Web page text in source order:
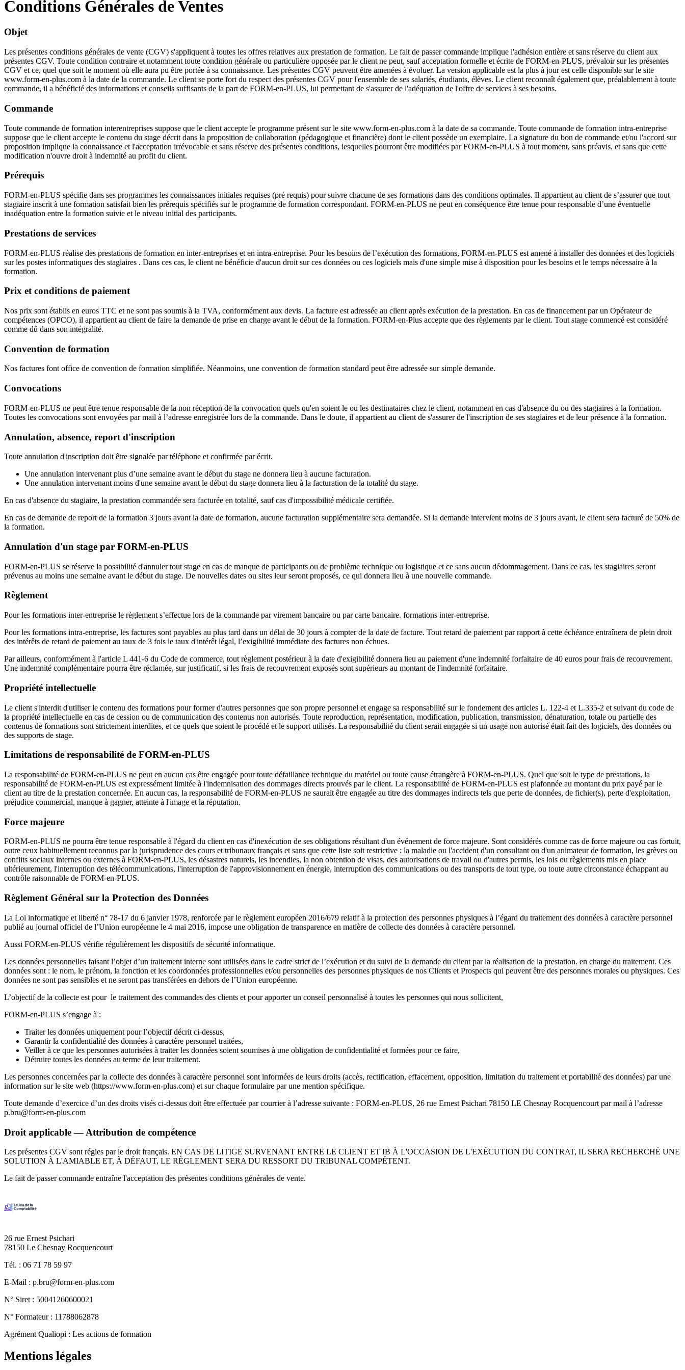
Conditions Générales de Ventes
Objet
Les présentes conditions générales de vente (CGV) s'appliquent à toutes les offres relatives aux prestation de formation. Le fait de passer commande implique l'adhésion entière et sans réserve du client aux
présentes CGV. Toute condition contraire et notamment toute condition générale ou particulière opposée par le client ne peut, sauf acceptation formelle et écrite de FORM-en-PLUS, prévaloir sur les présentes
CGV et ce, quel que soit le moment où elle aura pu être portée à sa connaissance. Les présentes CGV peuvent être amenées à évoluer. La version applicable est la plus à jour est celle disponible sur le site
www.form-en-plus.com à la date de la commande. Le client se porte fort du respect des présentes CGV pour l'ensemble de ses salariés, étudiants, élèves. Le client reconnaît également que, préalablement à toute
commande, il a bénéficié des informations et conseils suffisants de la part de FORM-en-PLUS, lui permettant de s'assurer de l'adéquation de l'offre de services à ses besoins.
Commande
Toute commande de formation interentreprises suppose que le client accepte le programme présent sur le site www.form-en-plus.com à la date de sa commande. Toute commande de formation intra-entreprise
suppose que le client accepte le contenu du stage décrit dans la proposition de collaboration (pédagogique et financière) dont le client possède un exemplaire. La signature du bon de commande et/ou l'accord sur
proposition implique la connaissance et l'acceptation irrévocable et sans réserve des présentes conditions, lesquelles pourront être modifiées par FORM-en-PLUS à tout moment, sans préavis, et sans que cette
modification n'ouvre droit à indemnité au profit du client.
Prérequis
FORM-en-PLUS spécifie dans ses programmes les connaissances initiales requises (pré requis) pour suivre chacune de ses formations dans des conditions optimales. Il appartient au client de s’assurer que tout
stagiaire inscrit à une formation satisfait bien les prérequis spécifiés sur le programme de formation correspondant. FORM-en-PLUS ne peut en conséquence être tenue pour responsable d’une éventuelle
inadéquation entre la formation suivie et le niveau initial des participants.
Prestations de services
FORM-en-PLUS réalise des prestations de formation en inter-entreprises et en intra-entreprise. Pour les besoins de l’exécution des formations, FORM-en-PLUS est amené à installer des données et des logiciels
sur les postes informatiques des stagiaires . Dans ces cas, le client ne bénéficie d'aucun droit sur ces données ou ces logiciels mais d'une simple mise à disposition pour les besoins et le temps nécessaire à la
formation.
Prix et conditions de paiement
Nos prix sont établis en euros TTC et ne sont pas soumis à la TVA, conformément aux devis. La facture est adressée au client après exécution de la prestation. En cas de financement par un Opérateur de
compétences (OPCO), il appartient au client de faire la demande de prise en charge avant le début de la formation. FORM-en-Plus accepte que des règlements par le client. Tout stage commencé est considéré
comme dû dans son intégralité.
Convention de formation
Nos factures font office de convention de formation simplifiée. Néanmoins, une convention de formation standard peut être adressée sur simple demande.
Convocations
FORM-en-PLUS ne peut être tenue responsable de la non réception de la convocation quels qu'en soient le ou les destinataires chez le client, notamment en cas d'absence du ou des stagiaires à la formation.
Toutes les convocations sont envoyées par mail à l’adresse enregistrée lors de la commande. Dans le doute, il appartient au client de s'assurer de l'inscription de ses stagiaires et de leur présence à la formation.
Annulation, absence, report d'inscription
Toute annulation d'inscription doit être signalée par téléphone et confirmée par écrit.
Une annulation intervenant plus d’une semaine avant le début du stage ne donnera lieu à aucune facturation.
Une annulation intervenant moins d'une semaine avant le début du stage donnera lieu à la facturation de la totalité du stage.
En cas d'absence du stagiaire, la prestation commandée sera facturée en totalité, sauf cas d'impossibilité médicale certifiée.
En cas de demande de report de la formation 3 jours avant la date de formation, aucune facturation supplémentaire sera demandée. Si la demande intervient moins de 3 jours avant, le client sera facturé de 50% de
la formation.
Annulation d'un stage par FORM-en-PLUS
FORM-en-PLUS se réserve la possibilité d'annuler tout stage en cas de manque de participants ou de problème technique ou logistique et ce sans aucun dédommagement. Dans ce cas, les stagiaires seront
prévenus au moins une semaine avant le début du stage. De nouvelles dates ou sites leur seront proposés, ce qui donnera lieu à une nouvelle commande.
Règlement
Pour les formations inter-entreprise le règlement s’effectue lors de la commande par virement bancaire ou par carte bancaire. formations inter-entreprise.
Pour les formations intra-entreprise, les factures sont payables au plus tard dans un délai de 30 jours à compter de la date de facture. Tout retard de paiement par rapport à cette échéance entraînera de plein droit
des intérêts de retard de paiement au taux de 3 fois le taux d'intérêt légal, l’exigibilité immédiate des factures non échues.
Par ailleurs, conformément à l'article L 441-6 du Code de commerce, tout règlement postérieur à la date d'exigibilité donnera lieu au paiement d'une indemnité forfaitaire de 40 euros pour frais de recouvrement.
Une indemnité complémentaire pourra être réclamée, sur justificatif, si les frais de recouvrement exposés sont supérieurs au montant de l'indemnité forfaitaire.
Propriété intellectuelle
Le client s'interdit d'utiliser le contenu des formations pour former d'autres personnes que son propre personnel et engage sa responsabilité sur le fondement des articles L. 122-4 et L.335-2 et suivant du code de
la propriété intellectuelle en cas de cession ou de communication des contenus non autorisés. Toute reproduction, représentation, modification, publication, transmission, dénaturation, totale ou partielle des
contenus de formations sont strictement interdites, et ce quels que soient le procédé et le support utilisés. La responsabilité du client serait engagée si un usage non autorisé était fait des logiciels, des données ou
des supports de stage.
Limitations de responsabilité de FORM-en-PLUS
La responsabilité de FORM-en-PLUS ne peut en aucun cas être engagée pour toute défaillance technique du matériel ou toute cause étrangère à FORM-en-PLUS. Quel que soit le type de prestations, la
responsabilité de FORM-en-PLUS est expressément limitée à l'indemnisation des dommages directs prouvés par le client. La responsabilité de FORM-en-PLUS est plafonnée au montant du prix payé par le
client au titre de la prestation concernée. En aucun cas, la responsabilité de FORM-en-PLUS ne saurait être engagée au titre des dommages indirects tels que perte de données, de fichier(s), perte d'exploitation,
préjudice commercial, manque à gagner, atteinte à l'image et la réputation.
Force majeure
FORM-en-PLUS ne pourra être tenue responsable à l'égard du client en cas d'inexécution de ses obligations résultant d'un événement de force majeure. Sont considérés comme cas de force majeure ou cas fortuit,
outre ceux habituellement reconnus par la jurisprudence des cours et tribunaux français et sans que cette liste soit restrictive : la maladie ou l'accident d'un consultant ou d'un animateur de formation, les grèves ou
conflits sociaux internes ou externes à FORM-en-PLUS, les désastres naturels, les incendies, la non obtention de visas, des autorisations de travail ou d'autres permis, les lois ou règlements mis en place
ultérieurement, l'interruption des télécommunications, l'interruption de l'approvisionnement en énergie, interruption des communications ou des transports de tout type, ou toute autre circonstance échappant au
contrôle raisonnable de FORM-en-PLUS.
Règlement Général sur la Protection des Données
La Loi informatique et liberté n° 78-17 du 6 janvier 1978, renforcée par le règlement européen 2016/679 relatif à la protection des personnes physiques à l’égard du traitement des données à caractère personnel
publié au journal officiel de l’Union européenne le 4 mai 2016, impose une obligation de transparence en matière de collecte des données à caractère personnel.
Aussi FORM-en-PLUS vérifie régulièrement les dispositifs de sécurité informatique.
Les données personnelles faisant l’objet d’un traitement interne sont utilisées dans le cadre strict de l’exécution et du suivi de la demande du client par la réalisation de la prestation. en charge du traitement. Ces
données sont : le nom, le prénom, la fonction et les coordonnées professionnelles et/ou personnelles des personnes physiques de nos Clients et Prospects qui peuvent être des personnes morales ou physiques. Ces
données ne sont pas sensibles et ne seront pas transférées en dehors de l’Union européenne.
L’objectif de la collecte est pour le traitement des commandes des clients et pour apporter un conseil personnalisé à toutes les personnes qui nous sollicitent,
FORM-en-PLUS s’engage à :
Traiter les données uniquement pour l’objectif décrit ci-dessus,
Garantir la confidentialité des données à caractère personnel traitées,
Veiller à ce que les personnes autorisées à traiter les données soient soumises à une obligation de confidentialité et formées pour ce faire,
Détruire toutes les données au terme de leur traitement.
Les personnes concernées par la collecte des données à caractère personnel sont informées de leurs droits (accès, rectification, effacement, opposition, limitation du traitement et portabilité des données) par une
information sur le site web (https://www.form-en-plus.com) et sur chaque formulaire par une mention spécifique.
Toute demande d’exercice d’un des droits visés ci-dessus doit être effectuée par courrier à l’adresse suivante : FORM-en-PLUS, 26 rue Ernest Psichari 78150 LE Chesnay Rocquencourt par mail à l’adresse
p.bru@form-en-plus.com
Droit applicable — Attribution de compétence
Les présentes CGV sont régies par le droit français. EN CAS DE LITIGE SURVENANT ENTRE LE CLIENT ET IB À L'OCCASION DE L'EXÉCUTION DU CONTRAT, IL SERA RECHERCHÉ UNE
SOLUTION À L'AMIABLE ET, À DÉFAUT, LE RÈGLEMENT SERA DU RESSORT DU TRIBUNAL COMPÉTENT.
Le fait de passer commande entraîne l'acceptation des présentes conditions générales de vente.
26 rue Ernest Psichari
78150 Le Chesnay Rocquencourt
Tél. : 06 71 78 59 97
E-Mail : p.bru@form-en-plus.com
N° Siret : 50041260600021
N° Formateur : 11788062878
Agrément Qualiopi : Les actions de formation
Mentions légales